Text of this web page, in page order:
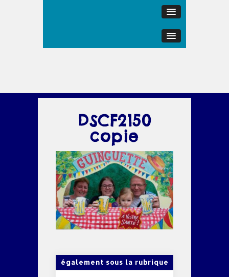
DSCF2150
copie
également sous la rubrique